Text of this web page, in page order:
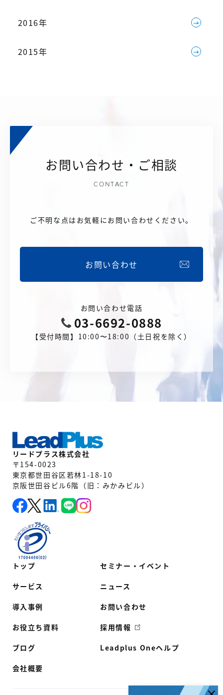
2016年
2015年
お問い合わせ・ご相談
CONTACT
ご不明な点はお気軽にお問い合わせください。
お問い合わせ
お問い合わせ電話
03-6692-0888
【受付時間】10:00〜18:00（土日祝を除く）
トップ
サービス
導入事例
お役立ち資料
ブログ
会社概要
セミナー・イベント
ニュース
お問い合わせ
採用情報
Leadplus Oneヘルプ
リードプラス株式会社
〒154-0023
東京都世田谷区若林1-18-10
京阪世田谷ビル6階（旧：みかみビル）